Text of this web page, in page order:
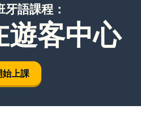
牙語課程：
遊客中心
始上課